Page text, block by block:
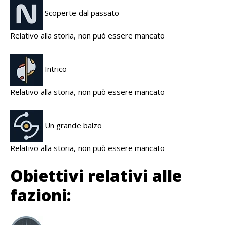
Scoperte dal passato
Relativo alla storia, non può essere mancato
Intrico
Relativo alla storia, non può essere mancato
Un grande balzo
Relativo alla storia, non può essere mancato
Obiettivi relativi alle
fazioni: